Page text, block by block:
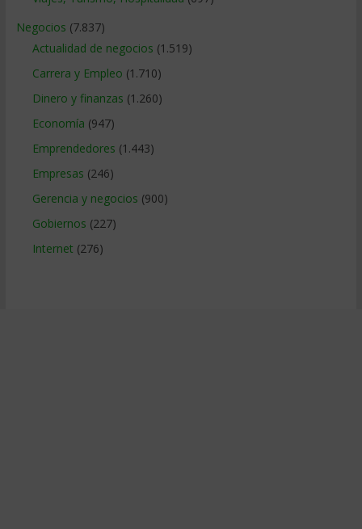
Negocios (7.837)
Actualidad de negocios (1.519)
Carrera y Empleo (1.710)
Dinero y finanzas (1.260)
Economía (947)
Emprendedores (1.443)
Empresas (246)
Gerencia y negocios (900)
Gobiernos (227)
Internet (276)